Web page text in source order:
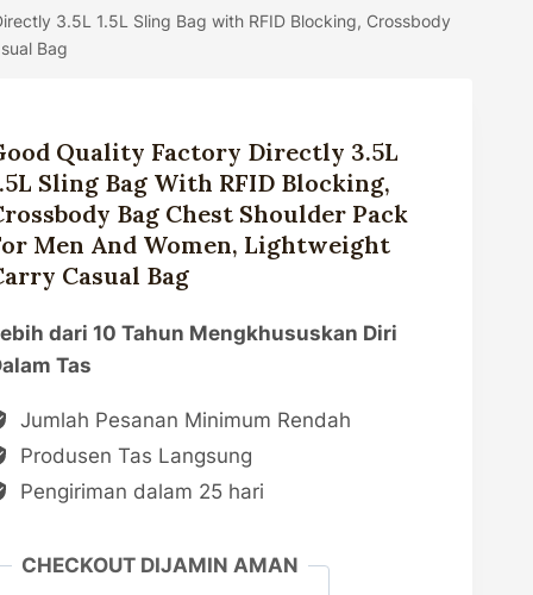
3.5L 1.5L Sling Bag with RFID Blocking, Crossbody
Bag
Quality Factory Directly 3.5L
Sling Bag With RFID Blocking,
Bag Chest Shoulder Pack
Men And Women, Lightweight
Casual Bag
dari 10 Tahun Mengkhususkan Diri
Tas
Jumlah Pesanan Minimum Rendah
Produsen Tas Langsung
Pengiriman dalam 25 hari
CHECKOUT DIJAMIN AMAN